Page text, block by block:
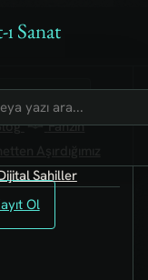
Sanat
Ol
İmece
Fanzin
Sahiller